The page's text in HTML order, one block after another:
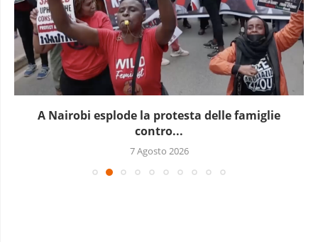
A Nairobi esplode la protesta delle famiglie
contro...
7 Agosto 2026